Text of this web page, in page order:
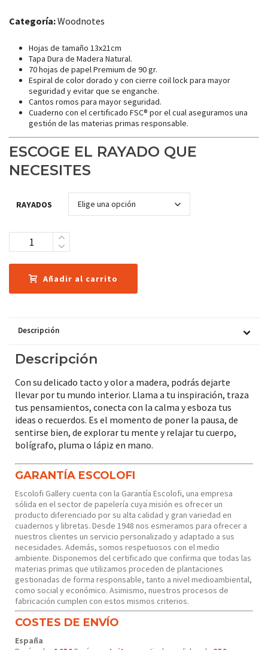
Categoría:Woodnotes
Hojas de tamaño 13x21cm
Tapa Dura de Madera Natural.
70 hojas de papel Premium de 90 gr.
Espiral de color dorado y con cierre coil lock para mayor
seguridad y evitar que se enganche.
Cantos romos para mayor seguridad.
Cuaderno con el certificado FSC® por el cual aseguramos una
gestión de las materias primas responsable.
ESCOGE EL RAYADO QUE
NECESITES
RAYADOS
Cantidad
Añadir al carrito
Descripción
Descripción
Con su delicado tacto y olor a madera, podrás dejarte
llevar por tu mundo interior. Llama a tu inspiración, traza
tus pensamientos, conecta con la calma y esboza tus
ideas o recuerdos. Es el momento de poner la pausa, de
sentirse bien, de explorar tu mente y relajar tu cuerpo,
bolígrafo, pluma o lápiz en mano.
GARANTÍA ESCOLOFI
Escolofi Gallery cuenta con la Garantía Escolofi, una empresa
sólida en el sector de papelería cuya misión es ofrecer un
producto diferenciado por su alta calidad y gran variedad en
cuadernos y libretas. Desde 1948 nos esmeramos para ofrecer a
nuestros clientes un servicio personalizado y adaptado a sus
necesidades. Además, somos respetuosos con el medio
ambiente. Disponemos del certificado que confirma que todas las
materias primas que utilizamos proceden de plantaciones
gestionadas de forma responsable, tanto a nivel medioambiental,
como social y económico. Asimismo, nuestros procesos de
fabricación cumplen con estos mismos criterios.
COSTES DE ENVÍO
España